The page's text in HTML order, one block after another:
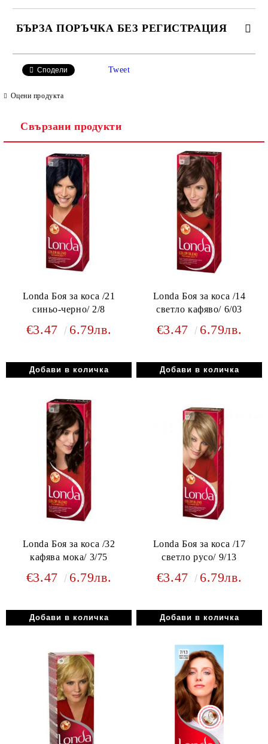
БЪРЗА ПОРЪЧКА БЕЗ РЕГИСТРАЦИЯ
Ние ще се свържем с вас в рамките на работния ден.
Сподели Tweet
Оцени продукта
Свързани продукти
Londa Боя за коса /21
синьо-черно/ 2/8
€3.47 6.79лв.
Londa Боя за коса /14
светло кафяво/ 6/03
€3.47 6.79лв.
Londa Боя за коса /32
кафява мока/ 3/75
€3.47 6.79лв.
Londa Боя за коса /17
светло русо/ 9/13
€3.47 6.79лв.